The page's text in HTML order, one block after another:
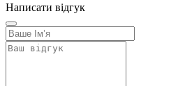
Написати відгук